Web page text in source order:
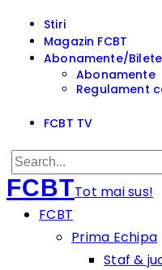
Stiri
Magazin FCBT
Abonamente/Bilete
Abonamente
Regulament
FCBT TV
FCBTTot mai sus!
FCBT
Prima Echipa
Staf &